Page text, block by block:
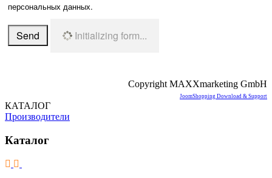
персональных данных.
Send Initializing form...
Copyright MAXXmarketing GmbH
JoomShopping Download & Support
КАТАЛОГ
Производители
Каталог